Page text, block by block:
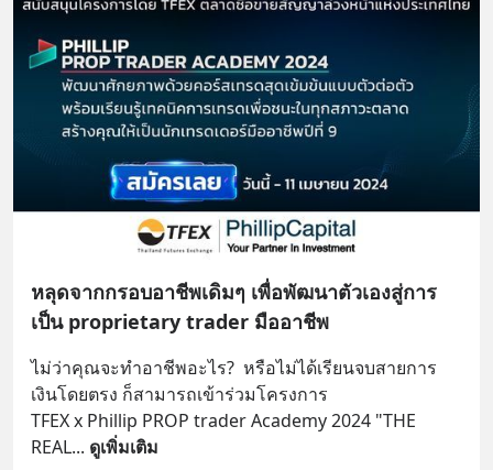
หลุดจากกรอบอาชีพเดิมๆ เพื่อพัฒนาตัวเองสู่การ
เป็น proprietary trader มืออาชีพ
ไม่ว่าคุณจะทำอาชีพอะไร?  หรือไม่ได้เรียนจบสายการ
เงินโดยตรง ก็สามารถเข้าร่วมโครงการ
TFEX x Phillip PROP trader Academy 2024 "THE
REAL... ดูเพิ่มเติม